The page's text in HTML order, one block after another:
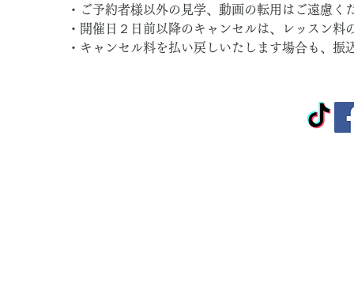
・ご予約者様以外の見学、動画の転用はご遠慮く
・開催日２日前以降のキャンセルは、レッスン料
・キャンセル料を払い戻しいたします場合も、振